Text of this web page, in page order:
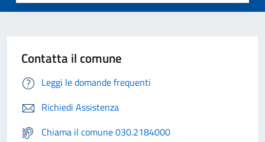
Contatta il comune
Leggi le domande frequenti
Richiedi Assistenza
Chiama il comune 030.2184000